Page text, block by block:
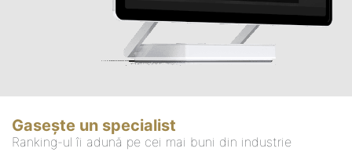
Gasește un specialist
Ranking-ul îi adună pe cei mai buni din industrie